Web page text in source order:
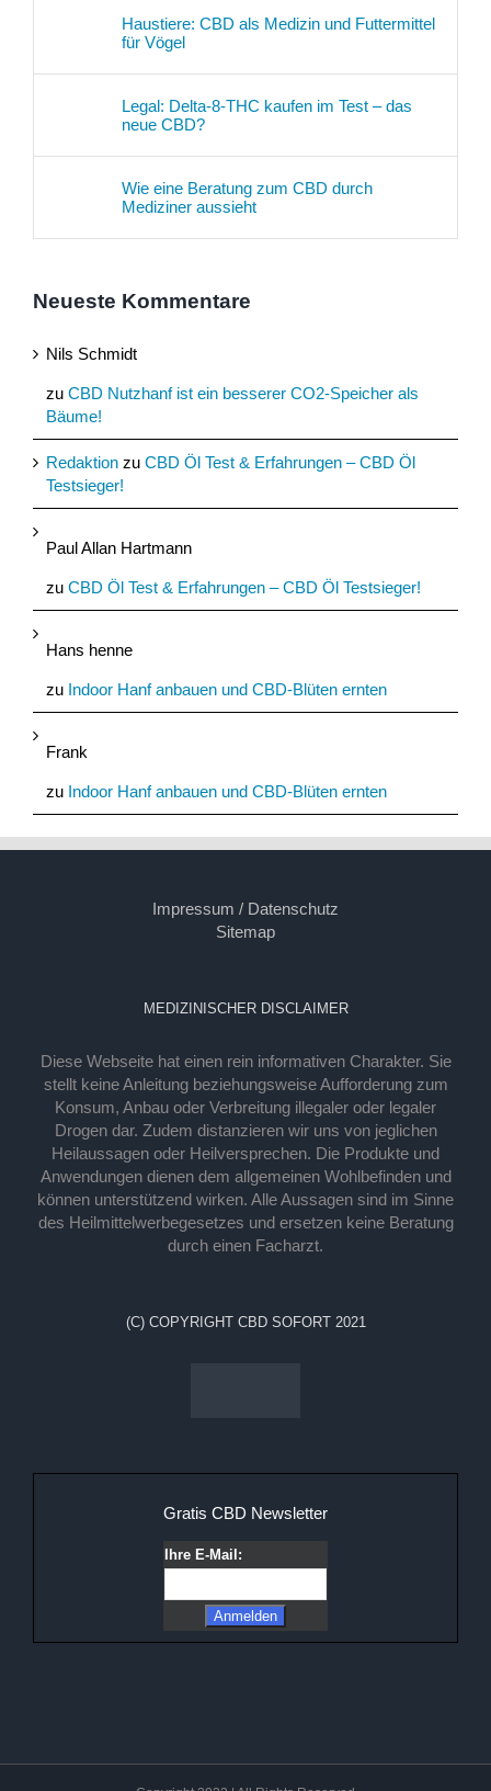
Haustiere: CBD als Medizin und Futtermittel
für Vögel
Legal: Delta-8-THC kaufen im Test – das
neue CBD?
Wie eine Beratung zum CBD durch
Mediziner aussieht
Neueste Kommentare
Nils Schmidt
zu CBD Nutzhanf ist ein besserer CO2-Speicher als
Bäume!
Redaktion zu CBD Öl Test & Erfahrungen – CBD Öl
Testsieger!
Paul Allan Hartmann
zu CBD Öl Test & Erfahrungen – CBD Öl Testsieger!
Hans henne
zu Indoor Hanf anbauen und CBD-Blüten ernten
Frank
zu Indoor Hanf anbauen und CBD-Blüten ernten
Impressum / Datenschutz
Sitemap
MEDIZINISCHER DISCLAIMER
Diese Webseite hat einen rein informativen Charakter. Sie
stellt keine Anleitung beziehungsweise Aufforderung zum
Konsum, Anbau oder Verbreitung illegaler oder legaler
Drogen dar. Zudem distanzieren wir uns von jeglichen
Heilaussagen oder Heilversprechen. Die Produkte und
Anwendungen dienen dem allgemeinen Wohlbefinden und
können unterstützend wirken. Alle Aussagen sind im Sinne
des Heilmittelwerbegesetzes und ersetzen keine Beratung
durch einen Facharzt.
(C) COPYRIGHT CBD SOFORT 2021
Gratis CBD Newsletter
Ihre E-Mail: